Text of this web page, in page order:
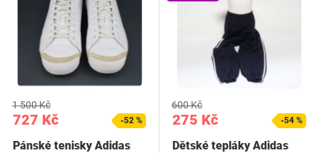
727 Kč
1 500 Kč
-52 %
Pánské tenisky Adidas
275 Kč
600 Kč
-54 %
Dětské tepláky Adidas